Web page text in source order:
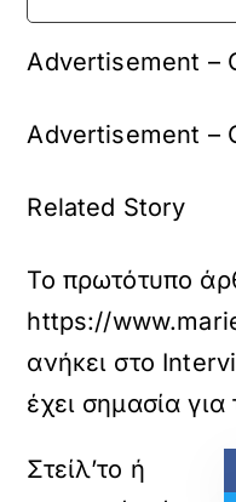
Advertisement –
Advertisement –
Related Story
Το πρωτότυπο
https://
ανήκει στο
έχει σημασία για